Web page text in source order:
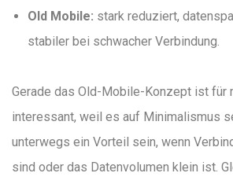
Old Mobile: stark reduziert,
stabiler bei schwacher Verbindung.
Gerade das Old-Mobile-Konzept ist für
interessant, weil es auf Minimalismus
unterwegs ein Vorteil sein, wenn
sind oder das Datenvolumen klein ist.